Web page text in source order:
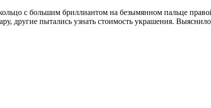
с большим бриллиантом на безымянном пальце
другие пытались узнать стоимость украшения.